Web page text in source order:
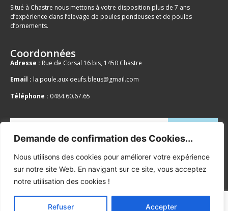
Demande de confirmation des Cookies...
Nous utilisons des cookies pour améliorer votre expérience
sur notre site Web. En navigant sur ce site, vous acceptez
notre utilisation des cookies !
Refuser Accepter
Situé à Chastre nous mettons à votre disposition plus de 7 ans
d’expérience dans l’élevage de poules pondeuses et de poules
d’ornements.
Coordonnées
Adresse : Rue de Corsal 16 bis, 1450 Chastre
Email : la.poule.aux.oeufs.bleus@gmail.com
Téléphone : 0484.60.67.65
Votre adresse email est uniquement utilisée pour vous envoyer des
newsletters et notre publicité. Vous pouvez vous désabonner à tout
moment en utilisant le lien se trouvant dans nos emails. En savoir plus
sur notrePolitique de Confidentialité.
2022 – Tous droits réservés. Édité par Wapix